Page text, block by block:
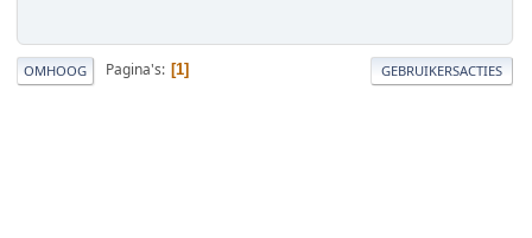
OMHOOG Pagina's 1 GEBRUIKERSACTIES